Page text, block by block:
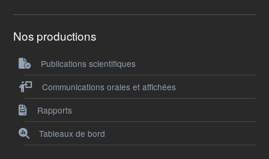
Nos productions
Publications scientifiques
Communications orales et affichées
Rapports
Tableaux de bord